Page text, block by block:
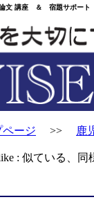
文 講座 ＆ 宿題サポー
ページ >> 鹿
: 似ている、同